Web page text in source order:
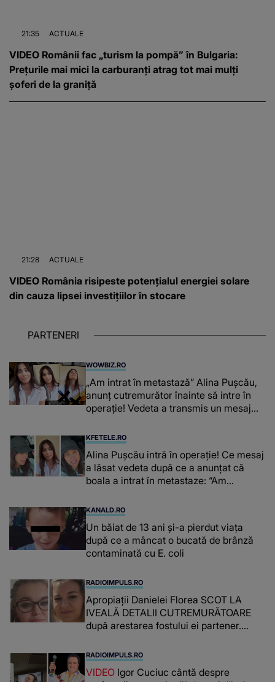
21:35 ACTUALE
VIDEO Românii fac „turism la pompă” în Bulgaria:
Prețurile mai mici la carburanți atrag tot mai mulți
șoferi de la graniță
21:28 ACTUALE
VIDEO România risipeste potențialul energiei solare
din cauza lipsei investițiilor în stocare
PARTENERI
WOWBIZ.RO
„Am intrat în metastază” Alina Pușcău,
anunț cutremurător înainte să intre în
operație! Vedeta a transmis un mesaj
KFETELE.RO
Alina Pușcău intră în operație! Ce mesaj
a lăsat vedeta după ce a anunțat că
boala a intrat în metastaze: “Am
KANALD.RO
Un băiat de 13 ani și-a pierdut viața
după ce a mâncat o bucată de brânză
contaminată cu E. coli
RADIOIMPULS.RO
Apropiații Danielei Florea SCOT LA
IVEALĂ DETALII CUTREMURĂTOARE
după arestarea fostului ei partener.
românca ucisă în Italia și ascunsă în
lada unui pat: " Îmi pare rău că nu am
reușit să fac mai mult pentru ea și..."
RADIOIMPULS.RO
VIDEO Igor Cuciuc cântă despre